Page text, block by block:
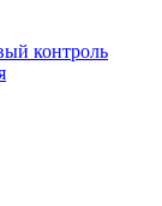
контроль